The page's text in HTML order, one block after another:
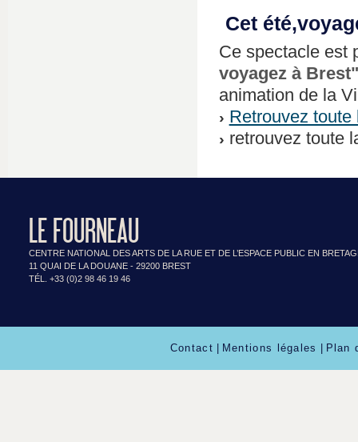
Cet
Ce spectacle est
voyagez à
animation de la
Retrouvez toute
retrouvez toute
LE FOURNEAU
CENTRE NATIONAL DES ARTS DE LA RUE ET DE L’ESPACE PUBLIC EN
11 QUAI DE LA DOUANE - 29200 BREST
TÉL. +33 (0)2 98 46 19 46
Contact Mentions légales Plan